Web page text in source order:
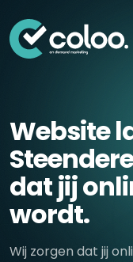
Website
dat jij
wordt.
Wij zorgen dat jij